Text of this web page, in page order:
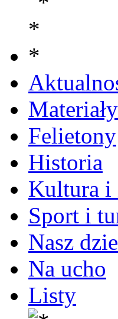
Felietony
Historia
Kultura i
Sport i
Nasz
Na ucho
Listy